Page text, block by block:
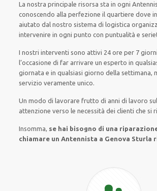
La nostra principale risorsa sta in ogni
conoscendo alla perfezione il quartiere dove
aiutato dal nostro sistema di logistica
intervenire in ogni punto con puntualità e
I nostri interventi sono attivi 24 oreper 7
l’occasione di far arrivare unesperto in
giornata e inqualsiasi giorno della settimana,
servizioveramente unico.
Un modo di lavorare frutto di anni di lavoro
attenzione verso le necessitàdei clienti che si
Insomma, se hai bisogno di una
chiamare un Antennista a Genova Sturla